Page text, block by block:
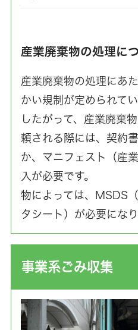
産業廃棄物の処理に
産業廃棄物の処理にあ
かい規制が定められてい
したがって、産業廃棄
頼される際には、契約
か、マニフェスト（産
入が必要です。
物によっては、MSDS
タシート）が必要になり
事業系ごみ収集